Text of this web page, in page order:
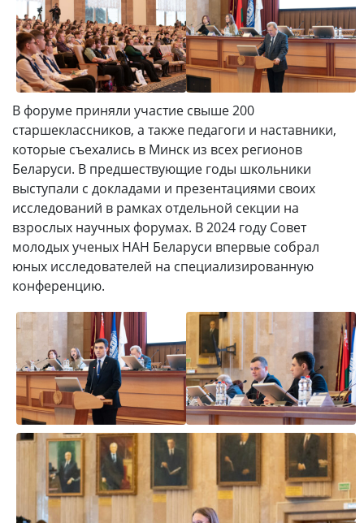
В форуме приняли участие свыше 200
старшеклассников, а также педагоги и наставники,
которые съехались в Минск из всех регионов
Беларуси. В предшествующие годы школьники
выступали с докладами и презентациями своих
исследований в рамках отдельной секции на
взрослых научных форумах. В 2024 году Совет
молодых ученых НАН Беларуси впервые собрал
юных исследователей на специализированную
конференцию.